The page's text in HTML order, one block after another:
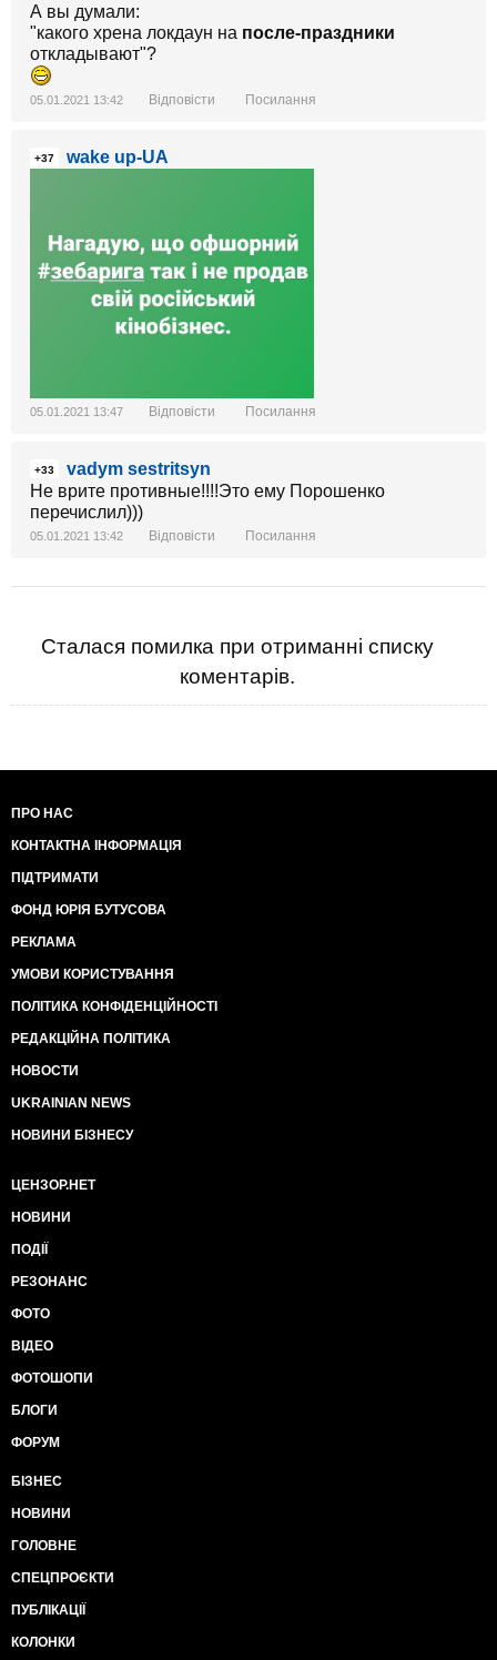
А вы думали:
"какого хрена локдаун на после-праздники
откладывают"?
05.01.2021 13:42 Відповісти Посилання
+37 wake up-UA
05.01.2021 13:47 Відповісти Посилання
+33
vadym sestritsyn
Не врите противные!!!!Это ему Порошенко
перечислил)))
05.01.2021 13:42 Відповісти Посилання
Сталася помилка при отриманні списку
коментарів.
ПРО НАС
КОНТАКТНА ІНФОРМАЦІЯ
ПІДТРИМАТИ
ФОНД ЮРІЯ БУТУСОВА
РЕКЛАМА
УМОВИ КОРИСТУВАННЯ
ПОЛІТИКА КОНФІДЕНЦІЙНОСТІ
РЕДАКЦІЙНА ПОЛІТИКА
НОВОСТИ
UKRAINIAN NEWS
НОВИНИ БІЗНЕСУ
ЦЕНЗОР.НЕТ
НОВИНИ
ПОДІЇ
РЕЗОНАНС
ФОТО
ВІДЕО
ФОТОШОПИ
БЛОГИ
ФОРУМ
БІЗНЕС
НОВИНИ
ГОЛОВНЕ
СПЕЦПРОЄКТИ
ПУБЛІКАЦІЇ
КОЛОНКИ